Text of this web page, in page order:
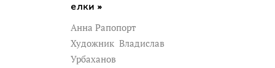
елки »
Анна Рапопорт
Художник Владислав
Урбаханов